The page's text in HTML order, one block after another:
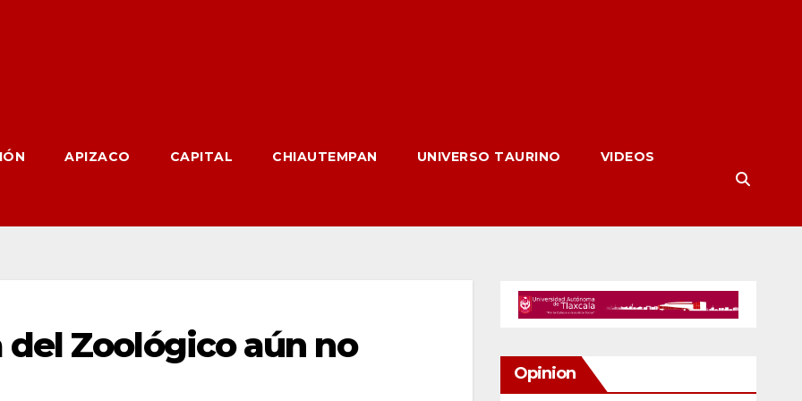
APIZACO CAPITAL CHIAUTEMPAN UNIVERSO TAURINO VIDEOS
Zoológico aún no
Opinion